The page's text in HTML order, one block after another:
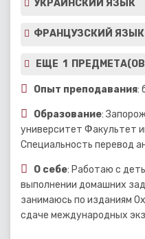
УКРАИНСКИЙ ЯЗЫК
ФРАНЦУЗСКИЙ ЯЗЫК
ЕЩЕ 1
Опыт преподавания:
Образование:
университет Факультет
Специальность перевод
О себе: Работаю с
выполнении домашних
занимаюсь по изданиям
сдаче международных